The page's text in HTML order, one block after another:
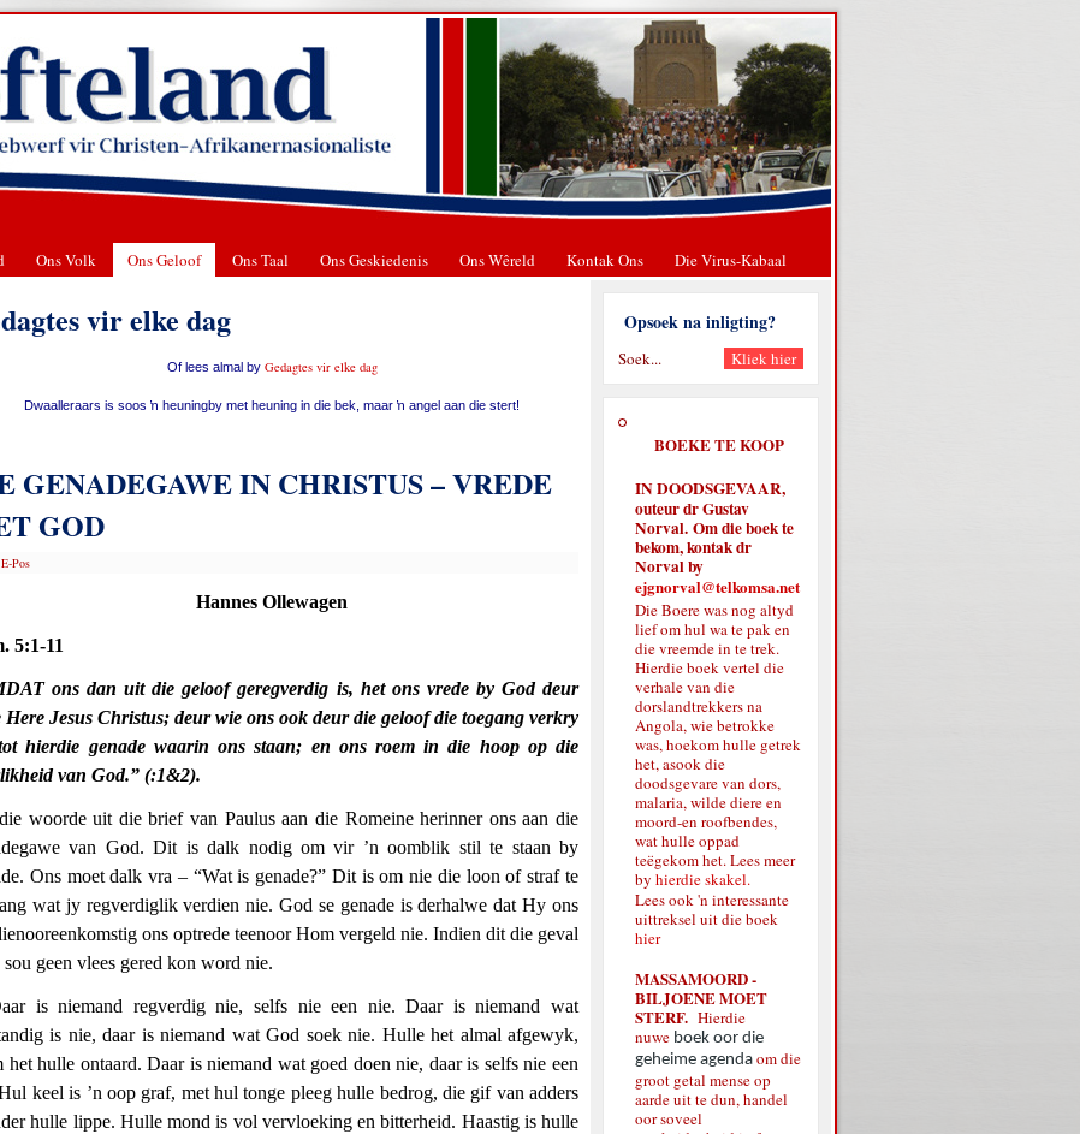
Ons Volk Ons Geloof Ons Taal Ons Geskiedenis Ons Wêreld Kontak Ons Die Virus-Kabaal
vir elke dag
Of lees almal by Gedagtes vir elke dag
Dwaalleraars is soos ŉ heuningby met heuning in die bek, maar ŉ angel aan die stert!
GENADEGAWE IN CHRISTUS – VREDE
GOD
E-Pos
Hannes Ollewagen
5:1-11
ons dan uit die geloof geregverdig is, het ons vrede by God deur
Here Jesus Christus; deur wie ons ook deur die geloof die toegang verkry
hierdie genade waarin ons staan; en ons roem in die hoop op die
van God.” (:1&2).
woorde uit die brief van Paulus aan die Romeine herinner ons aan die
van God. Dit is dalk nodig om vir ’n oomblik stil te staan by
Ons moet dalk vra – “Wat is genade?” Dit is om nie die loon of straf te
wat jy regverdiglik verdien nie. God se genade is derhalwe dat Hy ons
ons optrede teenoor Hom vergeld nie. Indien dit die geval
sou geen vlees gered kon word nie.
is niemand regverdig nie, selfs nie een nie. Daar is niemand wat
is nie, daar is niemand wat God soek nie. Hulle het almal afgewyk,
het hulle ontaard. Daar is niemand wat goed doen nie, daar is selfs nie een
keel is ’n oop graf, met hul tonge pleeg hulle bedrog, die gif van adders
hulle lippe. Hulle mond is vol vervloeking en bitterheid. Haastig is hulle
Opsoek na inligting?
BOEKE TE KOOP
IN DOODSGEVAAR,
outeur dr Gustav
Norval. Om die boek te
bekom, kontak dr
Norval by
ejgnorval@telkomsa.net
Die Boere was nog altyd
lief om hul wa te pak en
die vreemde in te trek.
Hierdie boek vertel die
verhale van die
dorslandtrekkers na
Angola, wie betrokke
was, hoekom hulle getrek
het, asook die
doodsgevare van dors,
malaria, wilde diere en
moord-en roofbendes,
wat hulle oppad
teëgekom het. Lees meer
by hierdie skakel.
Lees ook 'n interessante
uittreksel uit die boek
hier
MASSAMOORD -
BILJOENE MOET
STERF. Hierdie
nuwe boek oor die
geheime agenda om die
groot getal mense op
aarde uit te dun, handel
oor soveel